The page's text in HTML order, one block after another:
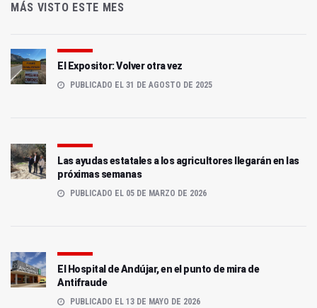
MÁS VISTO ESTE MES
El Expositor: Volver otra vez
PUBLICADO EL 31 DE AGOSTO DE 2025
Las ayudas estatales a los agricultores llegarán en las
próximas semanas
PUBLICADO EL 05 DE MARZO DE 2026
El Hospital de Andújar, en el punto de mira de
Antifraude
PUBLICADO EL 13 DE MAYO DE 2026